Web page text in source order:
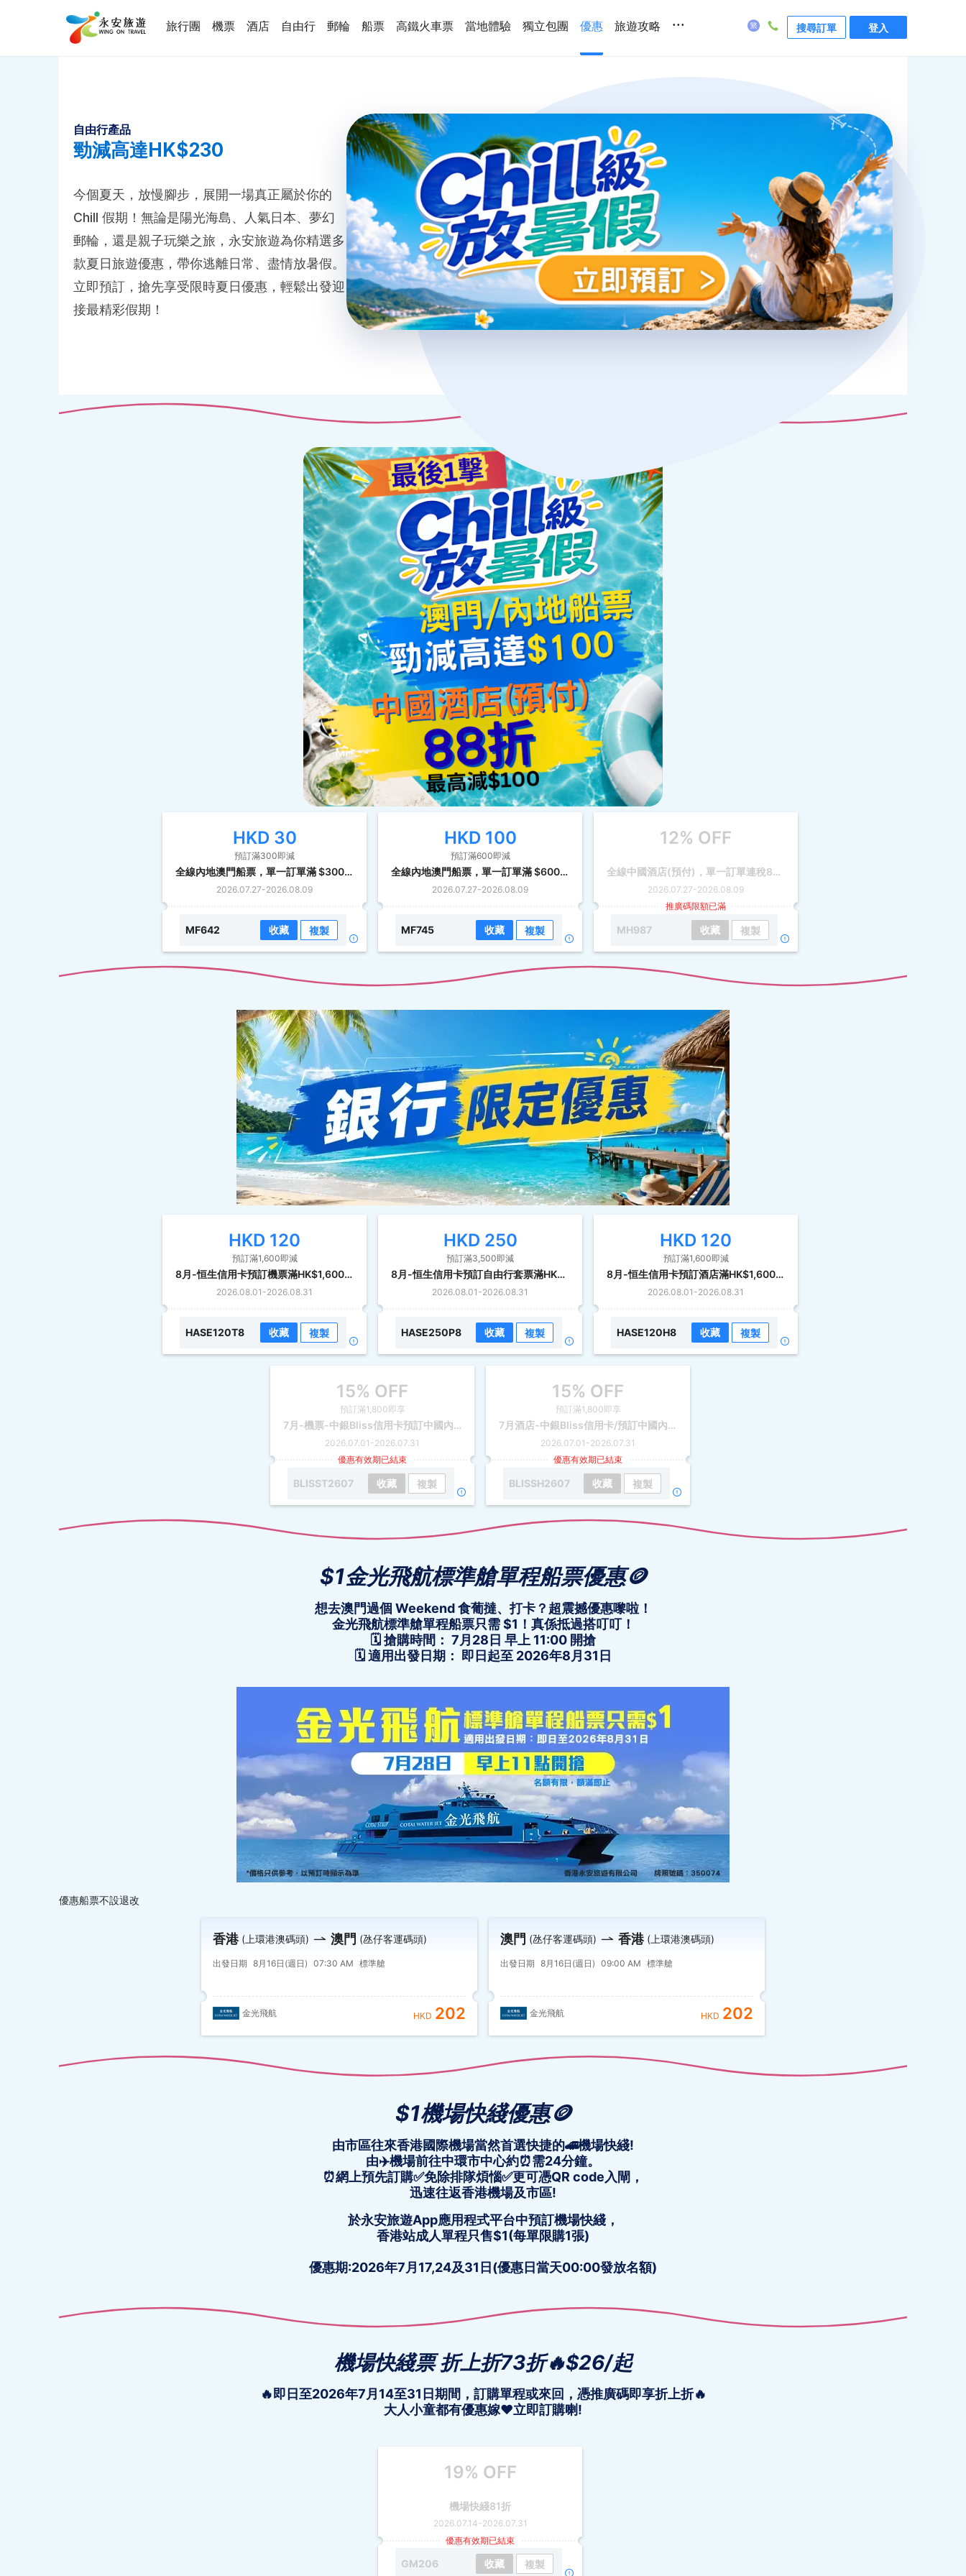
旅行團 機票 酒店 自由行 郵輪 船票 高鐵火車票 當地體驗 獨立包團 優惠 旅遊攻略 ... 搜尋訂單 登入
自由行產品
勁減高達HK$230
今個夏天，放慢腳步，展開一場真正屬於你的
Chill 假期！無論是陽光海島、人氣日本、夢幻
郵輪，還是親子玩樂之旅，永安旅遊為你精選多
款夏日旅遊優惠，帶你逃離日常、盡情放暑假。
立即預訂，搶先享受限時夏日優惠，輕鬆出發迎
接最精彩假期！
HKD 30
預訂滿300即減
全線內地澳門船票，單一訂單滿 $300減 $30
2026.07.27-2026.08.09
MF642 收藏 複製
HKD 100
預訂滿600即減
全線內地澳門船票，單一訂單滿 $600減 $100
2026.07.27-2026.08.09
MF745 收藏 複製
12% OFF
全線中國酒店(預付)，單一訂單連稅88折，最高減$100
2026.07.27-2026.08.09
推廣碼限額已滿
MH987 收藏 複製
HKD 120
預訂滿1,600即減
8月-恒生信用卡預訂機票滿HK$1,600(未連稅)即減HK$120
2026.08.01 -2026.08.31
HASE120T8 收藏 複製
HKD 250
預訂滿3,500即減
8月-恒生信用卡預訂自由行套票滿HK$3,500(未連稅)即減HK$250
2026.08.01 -2026.08.31
HASE250P8 收藏 複製
HKD 120
預訂滿1,600即減
8月-恒生信用卡預訂酒店滿HK$1,600即減HK$120
2026.08.01 -2026.08.31
HASE120H8 收藏 複製
15% OFF
預訂滿1,800即享
7月-機票-中銀Bliss信用卡預訂中國內地、香港及台灣航點(需由香港出發之單程/來回)之香港單程或來回機票，淨機票滿HK$1,800，即可享85折優惠
2026.07.01 -2026.07.31
優惠有效期已結束
BLISST2607 收藏 複製
15% OFF
預訂滿1,800即享
7月酒店-中銀Bliss信用卡/預訂中國內地、澳門、香港或台灣酒店(預付型)訂單連稅滿HK$1,800，即可享85折優惠
2026.07.01 -2026.07.31
優惠有效期已結束
BLISSH2607 收藏 複製
$1金光飛航標準艙單程船票優惠🪙
想去澳門過個 Weekend 食葡撻、打卡？超震撼優惠嚟啦！
金光飛航標準艙單程船票只需 $1！真係抵過搭叮叮！
🗓️ 搶購時間： 7月28日 早上 11:00 開搶
🗓️ 適用出發日期： 即日起至 2026年8月31日
優惠船票不設退改
香港 (上環港澳碼頭) 澳門 (氹仔客運碼頭)
出發日期 8月16日(週日) 07:30 AM 標準艙
金光飛航 HKD 202
澳門 (氹仔客運碼頭) 香港 (上環港澳碼頭)
出發日期 8月16日(週日) 09:00 AM 標準艙
金光飛航 HKD 202
$1機場快綫優惠🪙
由市區往來香港國際機場當然首選快捷的🚄機場快綫!
由✈️機場前往中環市中心約⏰需24分鐘。
⏰網上預先訂購✅免除排隊煩惱✅更可憑QR code入閘，
迅速往返香港機場及市區!
於永安旅遊App應用程式平台中預訂機場快綫，
香港站成人單程只售$1(每單限購1張)
優惠期:2026年7月17,24及31日(優惠日當天00:00發放名額)
機場快綫票 折上折73折🔥$26/起
🔥即日至2026年7月14至31日期間，訂購單程或來回，憑推廣碼即享折上折🔥
大人小童都有優惠嫁❤️立即訂購喇!
19% OFF
機場快綫81折
2026.07.14-2026.07.31
優惠有效期已結束
GM206 收藏 複製